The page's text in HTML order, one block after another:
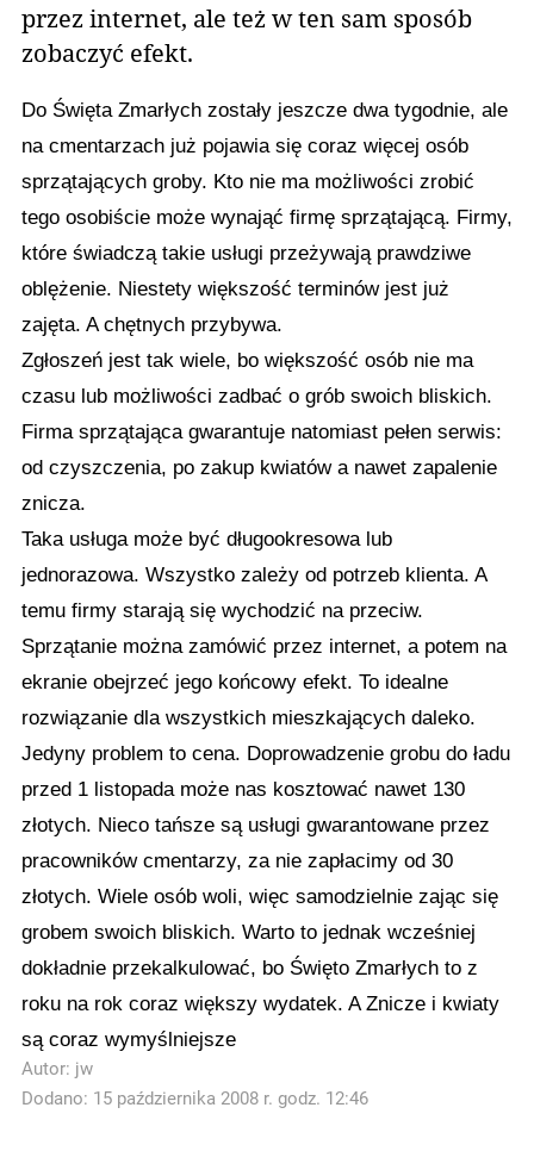
przez internet, ale też w ten sam sposób
zobaczyć efekt.
Do Święta Zmarłych zostały jeszcze dwa tygodnie, ale
na cmentarzach już pojawia się coraz więcej osób
sprzątających groby. Kto nie ma możliwości zrobić
tego osobiście może wynająć firmę sprzątającą. Firmy,
które świadczą takie usługi przeżywają prawdziwe
oblężenie. Niestety większość terminów jest już
zajęta. A chętnych przybywa.
Zgłoszeń jest tak wiele, bo większość osób nie ma
czasu lub możliwości zadbać o grób swoich bliskich.
Firma sprzątająca gwarantuje natomiast pełen serwis:
od czyszczenia, po zakup kwiatów a nawet zapalenie
znicza.
Taka usługa może być długookresowa lub
jednorazowa. Wszystko zależy od potrzeb klienta. A
temu firmy starają się wychodzić na przeciw.
Sprzątanie można zamówić przez internet, a potem na
ekranie obejrzeć jego końcowy efekt. To idealne
rozwiązanie dla wszystkich mieszkających daleko.
Jedyny problem to cena. Doprowadzenie grobu do ładu
przed 1 listopada może nas kosztować nawet 130
złotych. Nieco tańsze są usługi gwarantowane przez
pracowników cmentarzy, za nie zapłacimy od 30
złotych. Wiele osób woli, więc samodzielnie zając się
grobem swoich bliskich. Warto to jednak wcześniej
dokładnie przekalkulować, bo Święto Zmarłych to z
roku na rok coraz większy wydatek. A Znicze i kwiaty
są coraz wymyślniejsze
Autor: jw
Dodano: 15 października 2008 r. godz. 12:46